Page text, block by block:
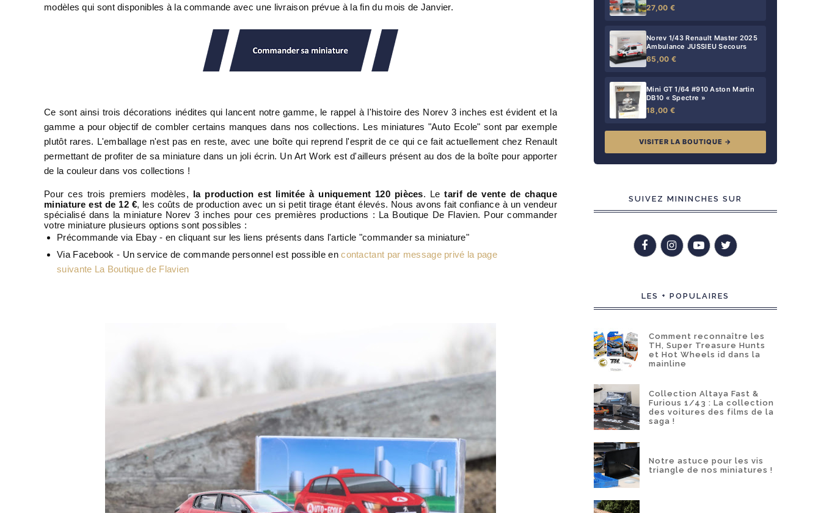
modèles qui sont disponibles à la commande avec une livraison prévue à la fin du mois de Janvier.
Ce sont ainsi trois décorations inédites qui lancent notre gamme, le rappel à l'histoire des Norev 3 inches est évident et la
gamme a pour objectif de combler certains manques dans nos collections. Les miniatures "Auto Ecole" sont par exemple
plutôt rares. L'emballage n'est pas en reste, avec une boîte qui reprend l'esprit de ce qui ce fait actuellement chez Renault
permettant de profiter de sa miniature dans un joli écrin. Un Art Work est d'ailleurs présent au dos de la boîte pour apporter
de la couleur dans vos collections !
Pour ces trois premiers modèles, la production est limitée à uniquement 120 pièces. Letarif de vente de chaque
miniature est de 12 €, les coûts de production avec un si petit tirage étant élevés. Nous avons fait confiance à un vendeur
spécialisé dans la miniature Norev 3 inches pour ces premières productions : La Boutique De Flavien. Pour commander
votre miniature plusieurs options sont possibles :
Précommande via Ebay - en cliquant sur les liens présents dans l'article "commander sa miniature"
Via Facebook - Un service de commande personnel est possible encontactant par message privé la page
suivante La Boutique de Flavien
27,00 €
Norev 1/43 Renault Master 2025
Ambulance JUSSIEU Secours
65,00 €
Mini GT 1/64 #910 Aston Martin
DB10 « Spectre »
18,00 €
VISITER LA BOUTIQUE →
SUIVEZ MININCHES SUR
LES + POPULAIRES
Comment reconnaître les
TH, Super Treasure Hunts
et Hot Wheels id dans la
mainline
Collection Altaya Fast &
Furious 1/43 : La collection
des voitures des films de la
saga !
Notre astuce pour les vis
triangle de nos miniatures !